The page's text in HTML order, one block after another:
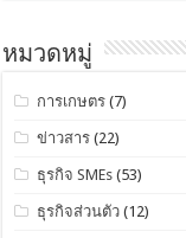
หมวดหมู่
การเกษตร (7)
ข่าวสาร (22)
ธุรกิจ SMEs (53)
ธุรกิจส่วนตัว (12)